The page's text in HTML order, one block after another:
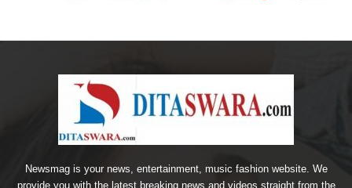
Newsmag is your news, entertainment, music fashion website. We
provide you with the latest breaking news and videos straight from the